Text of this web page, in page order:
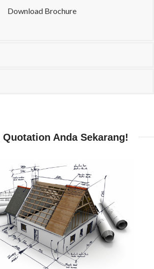
Download Brochure
Quotation Anda Sekarang!